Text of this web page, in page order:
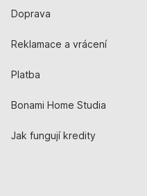
Doprava
Reklamace a vrácení
Platba
Bonami Home Studia
Jak fungují kredity